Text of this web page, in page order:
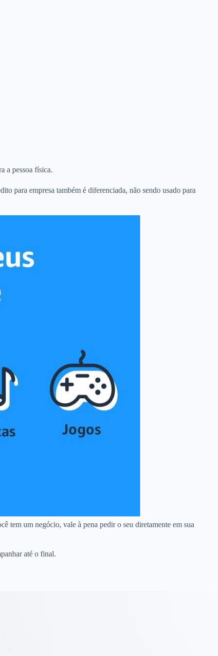
a pessoa física.
para empresa também é diferenciada, não sendo usado para
tem um negócio, vale à pena pedir o seu diretamente em sua
até o final.